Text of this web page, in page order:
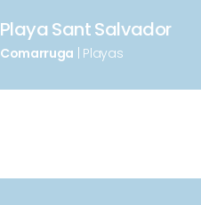
Playa Sant Salvador
Comarruga | Playas